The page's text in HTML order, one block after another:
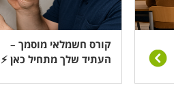
קורס חשמלאי מוסמך –
העתיד שלך מתחיל כאן ⚡